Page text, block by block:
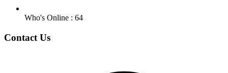
Who's Online : 64
Contact Us